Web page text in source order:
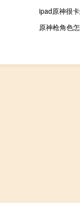
ipad原神很
原神枪角色